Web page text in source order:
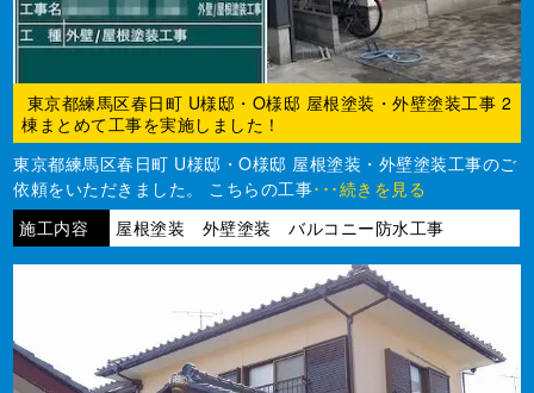
東京都練馬区春日町 U様邸・O様邸 屋根塗装・外壁塗装工事 2
棟まとめて工事を実施しました！
東京都練馬区春日町 U様邸・O様邸 屋根塗装・外壁塗装工事のご
依頼をいただきました。 こちらの工事･･･続きを見る
施工内容
屋根塗装 外壁塗装 バルコニー防水工事